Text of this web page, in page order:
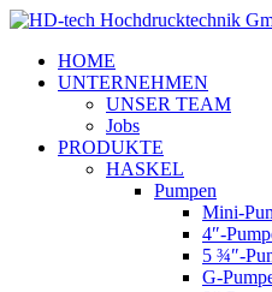
HOME
UNTERNEHMEN
UNSER TEAM
Jobs
PRODUKTE
HASKEL
Pumpen
Mini-
4″-
5 ¾″-
G-